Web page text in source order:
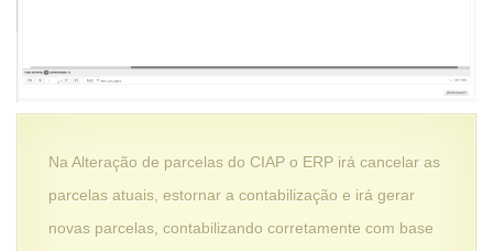
Na Alteração de parcelas do CIAP o ERP irá cancelar as
parcelas atuais, estornar a contabilização e irá gerar
novas parcelas, contabilizando corretamente com base